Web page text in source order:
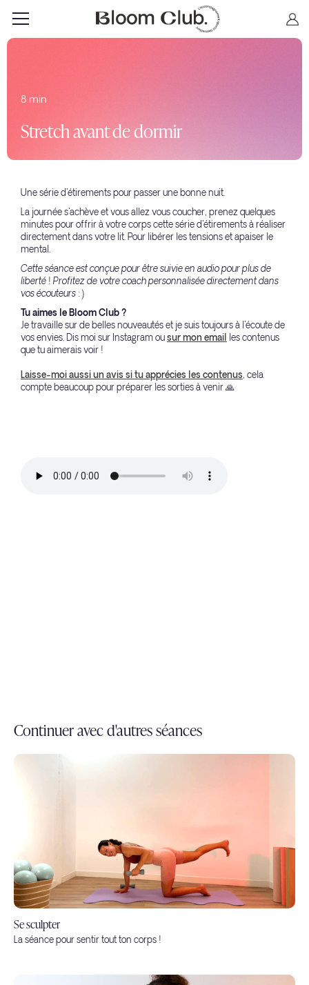
8 min
Stretch avant de dormir
Une série d'étirements pour passer une bonne nuit.
La journée s'achève et vous allez vous coucher, prenez quelques
minutes pour offrir à votre corps cette série d'étirements à réaliser
directement dans votre lit. Pour libérer les tensions et apaiser le
mental.
Cette séance est conçue pour être suivie en audio pour plus de
liberté ! Profitez de votre coach personnalisée directement dans
vos écouteurs :)
Tu aimes le Bloom Club ?
Je travaille sur de belles nouveautés et je suis toujours à l'écoute de
vos envies. Dis moi sur Instagram ousur mon email les contenus
que tu aimerais voir !
Laisse-moi aussi un avis si tu apprécies les contenus, cela
compte beaucoup pour préparer les sorties à venir 🙏
Continuer avec d'autres séances
Se sculpter
La séance pour sentir tout ton corps !